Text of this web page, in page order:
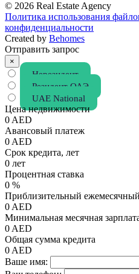
© 2026 Real Estate Agency
Политика использования
конфиденциальности
Created by Behomes
Отправить запрос
×
Нерезидент
Резидент ОАЭ
UAE National
Цена недвижимости
0 AED
Авансовый платеж
0 AED
Срок кредита, лет
0 лет
Процентная ставка
0 %
Приблизительный
0 AED
Минимальная месячная
0 AED
Общая сумма кредита
0 AED
Ваше имя: